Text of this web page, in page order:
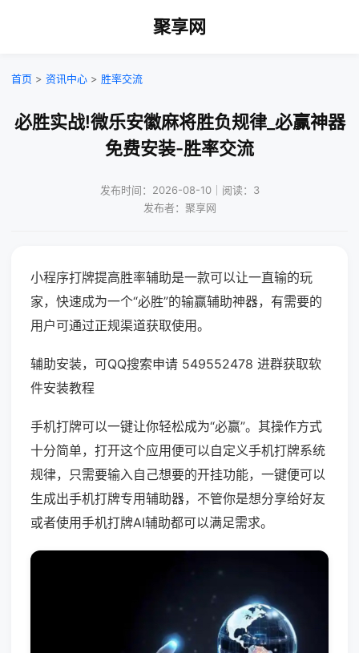
聚享网
首页 > 资讯中心 > 胜率交流
必胜实战!微乐安徽麻将胜负规律_必赢神器
免费安装-胜率交流
发布时间：2026-08-10｜阅读：3
发布者：聚享网
小程序打牌提高胜率辅助是一款可以让一直输的玩
家，快速成为一个“必胜”的输赢辅助神器，有需要的
用户可通过正规渠道获取使用。
辅助安装，可QQ搜索申请 549552478 进群获取软
件安装教程
手机打牌可以一键让你轻松成为“必赢”。其操作方式
十分简单，打开这个应用便可以自定义手机打牌系统
规律，只需要输入自己想要的开挂功能，一键便可以
生成出手机打牌专用辅助器，不管你是想分享给好友
或者使用手机打牌AI辅助都可以满足需求。